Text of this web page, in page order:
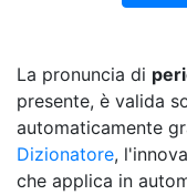
La pronuncia di
presente, è valida
automaticamente
Dizionatore,
che applica in